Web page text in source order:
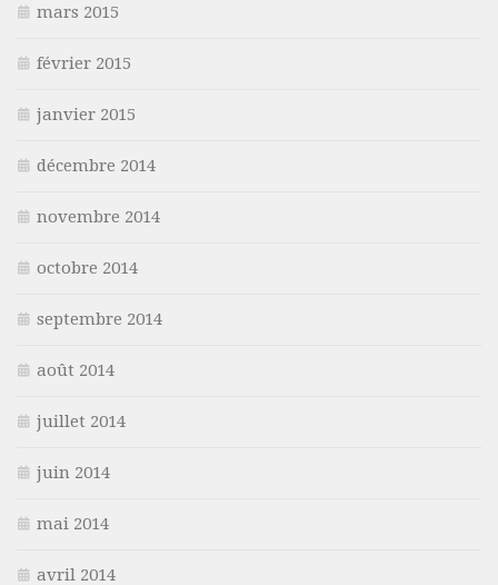
mars 2015
février 2015
janvier 2015
décembre 2014
novembre 2014
octobre 2014
septembre 2014
août 2014
juillet 2014
juin 2014
mai 2014
avril 2014